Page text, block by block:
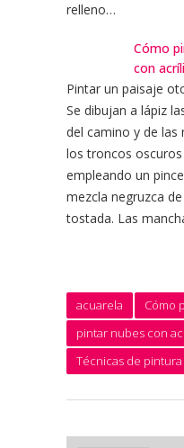
relleno…
Cómo
con
Pintar un paisaje
Se dibujan a lápiz
del camino y de las
los troncos
empleando un
mezcla negruzca
tostada. Las
acuarela
Cómo
pintar nubes con
Técnicas de pintura